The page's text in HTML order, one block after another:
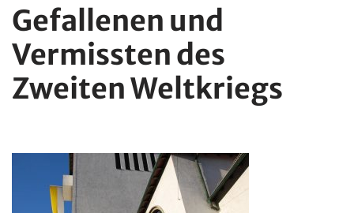
Gefallenen und
Vermissten des
Zweiten Weltkriegs